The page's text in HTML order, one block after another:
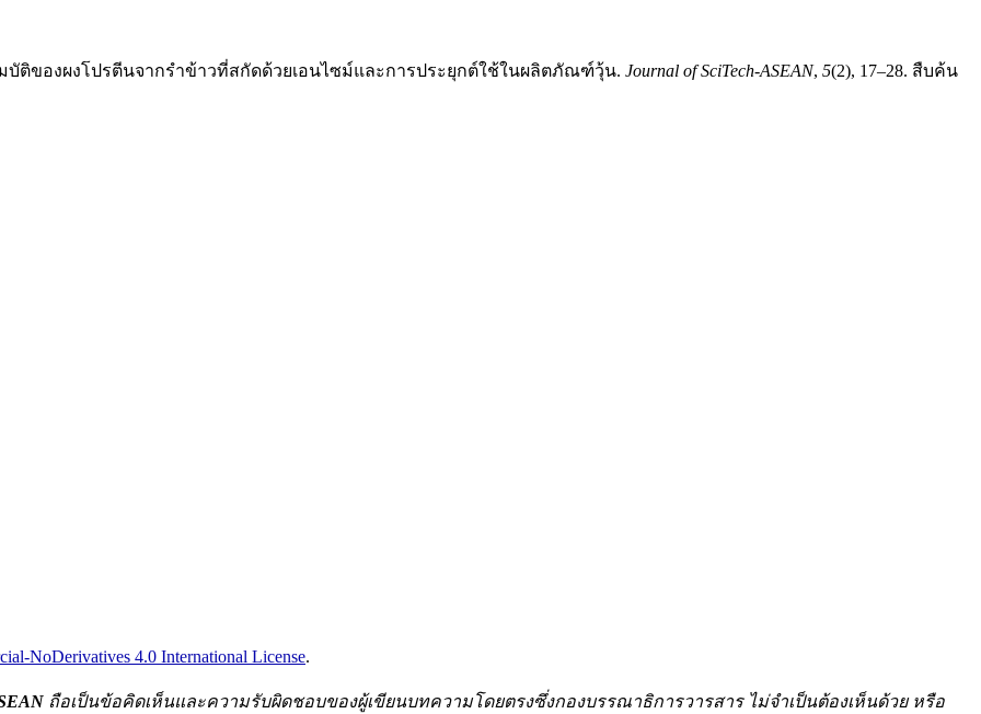
บัติของผงโปรตีนจากรำข้าวที่สกัดด้วยเอนไซม์และการประยุกต์ใช้ในผลิตภัณฑ์วุ้น. Journal of SciTech-ASEAN, 5(2), 17–28. สืบค้น
NoDerivatives 4.0 International License.
ถือเป็นข้อคิดเห็นและความรับผิดชอบของผู้เขียนบทความโดยตรงซึ่งกองบรรณาธิการวารสาร ไม่จำเป็นต้องเห็นด้วย หรือ